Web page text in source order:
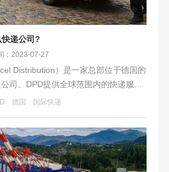
递公司?
：2023-07-27
Distribution）是一家总部位于德国的
司。DPD提供全球范围内的快递服
递。纽酷国际欧洲卡派选择DPD作为
德国 国际快递